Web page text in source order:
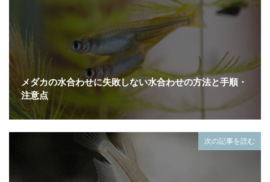
メダカの水合わせに失敗しない水合わせの方法と手順・
注意点
次の記事を読む